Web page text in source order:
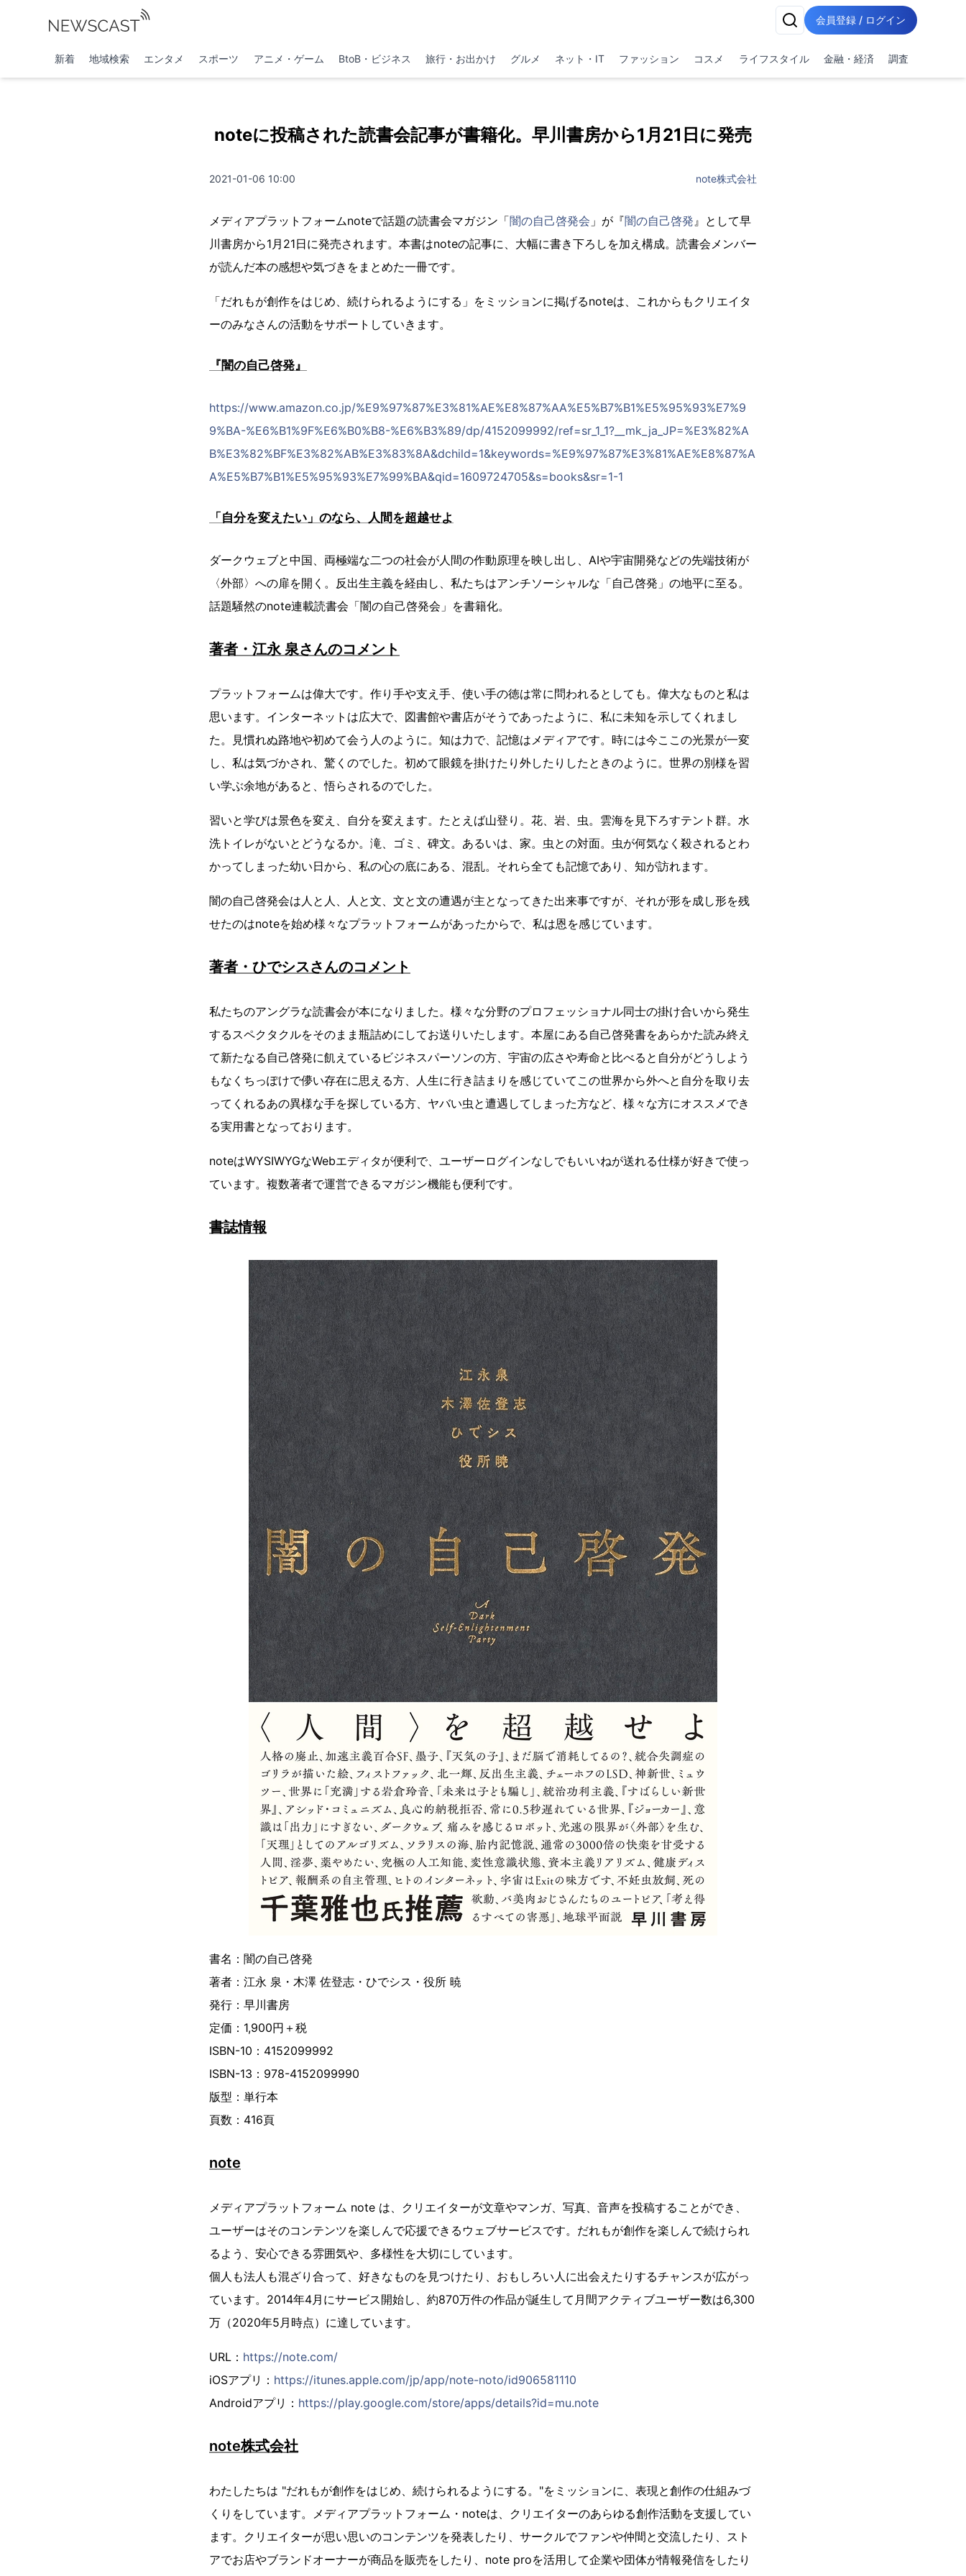
会員登録 / ログイン
新着 地域検索 エンタメ スポーツ アニメ・ゲーム BtoB・ビジネス 旅行・お出かけ グルメ ネット・IT ファッション コスメ ライフスタイル 金融・経済 調査
noteに投稿された読書会記事が書籍化。早川書房から1月21日に発売
2021-01-06 10:00 note株式会社
メディアプラットフォームnoteで話題の読書会マガジン「闇の自己啓発会 」が『闇の自己啓発』として早
川書房から1月21日に発売されます。本書はnoteの記事に、大幅に書き下ろしを加え構成。読書会メンバー
が読んだ本の感想や気づきをまとめた一冊です。
「だれもが創作をはじめ、続けられるようにする」をミッションに掲げるnoteは、これからもクリエイタ
ーのみなさんの活動をサポートしていきます。
『闇の自己啓発』
https://www.amazon.co.jp/%E9%97%87%E3%81%AE%E8%87%AA%E5%B7%B1%E5%95%93%E7%9
9%BA-%E6%B1%9F%E6%B0%B8-%E6%B3%89/dp/4152099992/ref=sr_1_1?__mk_ja_JP=%E3%82%A
B%E3%82%BF%E3%82%AB%E3%83%8A&dchild=1&keywords=%E9%97%87%E3%81%AE%E8%87%A
A%E5%B7%B1%E5%95%93%E7%99%BA&qid=1609724705&s=books&sr=1-1
「自分を変えたい」のなら、人間を超越せよ
ダークウェブと中国、両極端な二つの社会が人間の作動原理を映し出し、AIや宇宙開発などの先端技術が
〈外部〉への扉を開く。反出生主義を経由し、私たちはアンチソーシャルな「自己啓発」の地平に至る。
話題騒然のnote連載読書会「闇の自己啓発会」を書籍化。
著者・江永 泉さんのコメント
プラットフォームは偉大です。作り手や支え手、使い手の徳は常に問われるとしても。偉大なものと私は
思います。インターネットは広大で、図書館や書店がそうであったように、私に未知を示してくれまし
た。見慣れぬ路地や初めて会う人のように。知は力で、記憶はメディアです。時には今ここの光景が一変
し、私は気づかされ、驚くのでした。初めて眼鏡を掛けたり外したりしたときのように。世界の別様を習
い学ぶ余地があると、悟らされるのでした。
習いと学びは景色を変え、自分を変えます。たとえば山登り。花、岩、虫。雲海を見下ろすテント群。水
洗トイレがないとどうなるか。滝、ゴミ、碑文。あるいは、家。虫との対面。虫が何気なく殺されるとわ
かってしまった幼い日から、私の心の底にある、混乱。それら全ても記憶であり、知が訪れます。
闇の自己啓発会は人と人、人と文、文と文の遭遇が主となってきた出来事ですが、それが形を成し形を残
せたのはnoteを始め様々なプラットフォームがあったからで、私は恩を感じています。
著者・ひでシスさんのコメント
私たちのアングラな読書会が本になりました。様々な分野のプロフェッショナル同士の掛け合いから発生
するスペクタクルをそのまま瓶詰めにしてお送りいたします。本屋にある自己啓発書をあらかた読み終え
て新たなる自己啓発に飢えているビジネスパーソンの方、宇宙の広さや寿命と比べると自分がどうしよう
もなくちっぽけで儚い存在に思える方、人生に行き詰まりを感じていてこの世界から外へと自分を取り去
ってくれるあの異様な手を探している方、ヤバい虫と遭遇してしまった方など、様々な方にオススメでき
る実用書となっております。
noteはWYSIWYGなWebエディタが便利で、ユーザーログインなしでもいいねが送れる仕様が好きで使っ
ています。複数著者で運営できるマガジン機能も便利です。
書誌情報
書名：闇の自己啓発
著者：江永 泉・木澤 佐登志・ひでシス・役所 暁
発行：早川書房
定価：1,900円＋税
ISBN-10：4152099992
ISBN-13：978-4152099990
版型：単行本
頁数：416頁
note
メディアプラットフォーム note は、クリエイターが文章やマンガ、写真、音声を投稿することができ、
ユーザーはそのコンテンツを楽しんで応援できるウェブサービスです。だれもが創作を楽しんで続けられ
るよう、安心できる雰囲気や、多様性を大切にしています。
個人も法人も混ざり合って、好きなものを見つけたり、おもしろい人に出会えたりするチャンスが広がっ
ています。2014年4月にサービス開始し、約870万件の作品が誕生して月間アクティブユーザー数は6,300
万（2020年5月時点）に達しています。
URL： https://note.com/
iOSアプリ： https://itunes.apple.com/jp/app/note-noto/id906581110
Androidアプリ： https://play.google.com/store/apps/details?id=mu.note
note株式会社
わたしたちは "だれもが創作をはじめ、続けられるようにする。"をミッションに、表現と創作の仕組みづ
くりをしています。メディアプラットフォーム・noteは、クリエイターのあらゆる創作活動を支援してい
ます。クリエイターが思い思いのコンテンツを発表したり、サークルでファンや仲間と交流したり、スト
アでお店やブランドオーナーが商品を販売をしたり、note proを活用して企業や団体が情報発信をしたり